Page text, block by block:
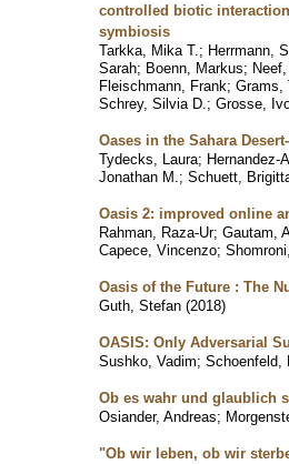
controlled biotic
symbiosis
Tarkka, Mika T. ; Herrmann,
Sarah; Boenn, Markus;
Fleischmann, Frank; Grams,
Schrey, Silvia D. ; Grosse,
Oases in the Sahara
Tydecks, Laura; Hernandez-
Jonathan M. ; Schuett,
Oasis 2: improved online
Rahman, Raza-Ur; Gautam,
Capece, Vincenzo;
Oasis of the Future : The
Guth, Stefan (2018)
OASIS: Only Adversarial
Sushko, Vadim; Schoenfeld,
Ob es wahr und glaublich
Osiander, Andreas;
"Ob wir leben, ob wir